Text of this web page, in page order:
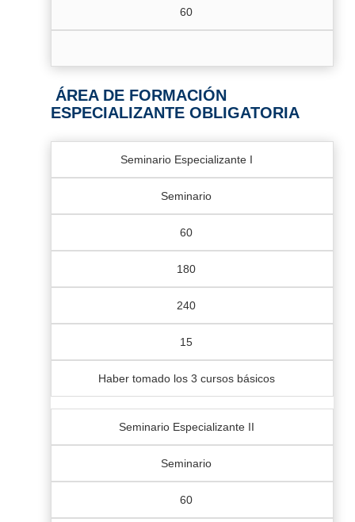
60
ÁREA DE FORMACIÓN
ESPECIALIZANTE OBLIGATORIA
Seminario Especializante I
Seminario
60
180
240
15
Haber tomado los 3 cursos básicos
Seminario Especializante II
Seminario
60